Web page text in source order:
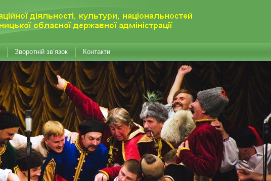
Зворотній зв’язок Контакти